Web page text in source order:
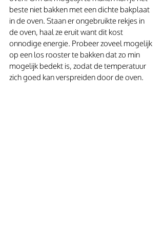
beste niet bakken met een dichte bakplaat
in de oven. Staan er ongebruikte rekjes in
de oven, haal ze eruit want dit kost
onnodige energie. Probeer zoveel mogelijk
op een los rooster te bakken dat zo min
mogelijk bedekt is, zodat de temperatuur
zich goed kan verspreiden door de oven.